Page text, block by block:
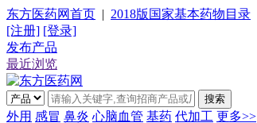
东方医药网首页 | 2018版国家基本药物目录
[注册] [登录]
发布产品
最近浏览
搜索
外用 感冒 鼻炎 心脑血管 基药 代加工 更多>>